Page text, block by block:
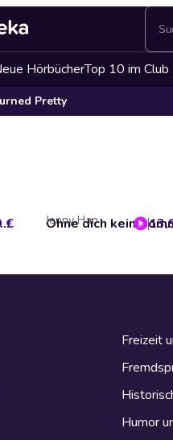
HörbücherTop 10 im Club
Pretty
Der Sommer, als ich schön wurde€ Ohne dich kein
Jenny Han
Freizeit
Humor